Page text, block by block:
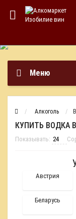
Меню
Алкоголь
КУПИТЬ ВОДКА
Показывать:
Австрия
Беларусь